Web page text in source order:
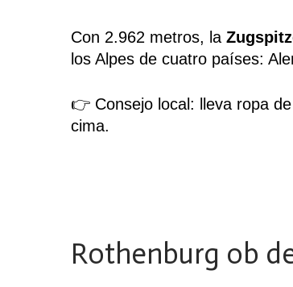
Con 2.962 metros, la
los Alpes de cuatro países:
👉 Consejo local: lleva ropa
cima.
Rothenburg ob